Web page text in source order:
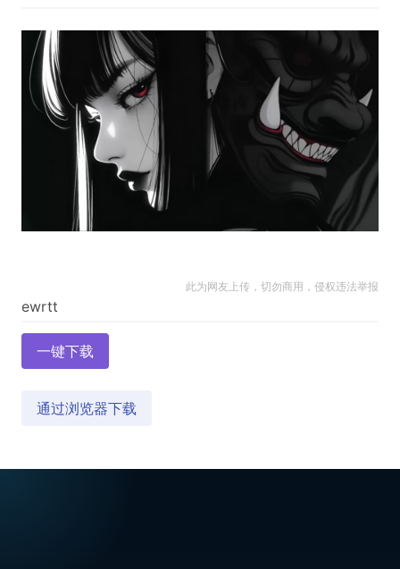
此为网友上传，切勿商用，侵权违法举报
一键下载
通过浏览器下载